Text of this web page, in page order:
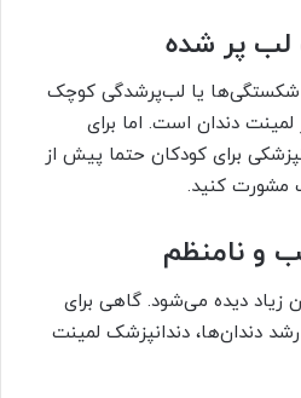
شکستگی‌ها یا لب‌پرشدگی کوچک
دندان است. اما برای
برای کودکان حتما پیش از
مشورت کنید.
زیاد دیده می‌شود. گاهی برای
دندان‌ها، دندانپزشک لمینت